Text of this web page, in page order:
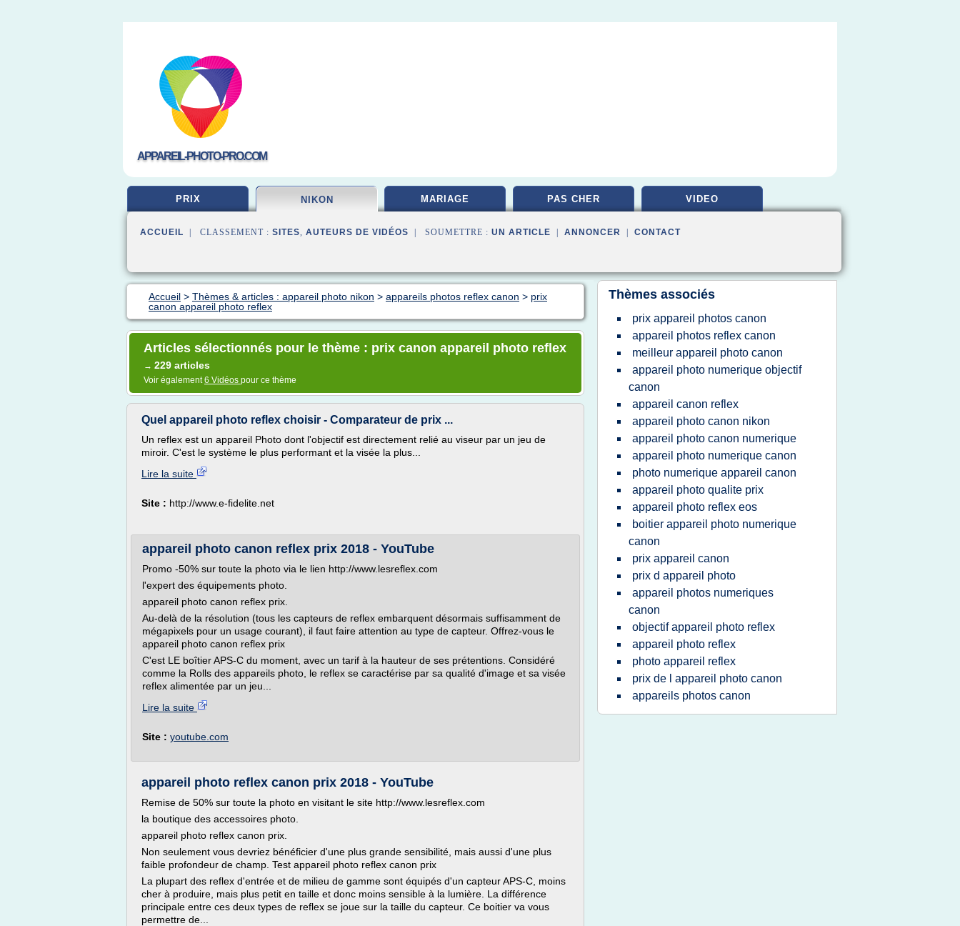
APPAREIL-PHOTO-PRO.COM
PRIX NIKON MARIAGE PAS CHER VIDEO
ACCUEIL | CLASSEMENT : SITES, AUTEURS DE VIDÉOS | SOUMETTRE : UN ARTICLE ANNONCER CONTACT
Accueil > Thèmes & articles : appareil photo nikon > appareils photos reflex canon > prix
canon appareil photo reflex
Articles sélectionnés pour le thème : prix canon appareil photo reflex
→ 229 articles
Voir également6 Vidéos pour ce thème
Quel appareil photo reflex choisir - Comparateur de prix ...
Un reflex est un appareil Photo dont l'objectif est directement relié au viseur par un jeu de
miroir. C'est le système le plus performant et la visée la plus...
Lire la suite
Site : http://www.e-fidelite.net
appareil photo canon reflex prix 2018 - YouTube
Promo -50% sur toute la photo via le lien http://www.lesreflex.com
l'expert des équipements photo.
appareil photo canon reflex prix.
Au-delà de la résolution (tous les capteurs de reflex embarquent désormais suffisamment de
mégapixels pour un usage courant), il faut faire attention au type de capteur. Offrez-vous le
appareil photo canon reflex prix
C'est LE boîtier APS-C du moment, avec un tarif à la hauteur de ses prétentions. Considéré
comme la Rolls des appareils photo, le reflex se caractérise par sa qualité d'image et sa visée
reflex alimentée par un jeu...
Lire la suite
Site : youtube.com
appareil photo reflex canon prix 2018 - YouTube
Remise de 50% sur toute la photo en visitant le site http://www.lesreflex.com
la boutique des accessoires photo.
appareil photo reflex canon prix.
Non seulement vous devriez bénéficier d'une plus grande sensibilité, mais aussi d'une plus
faible profondeur de champ. Test appareil photo reflex canon prix
La plupart des reflex d'entrée et de milieu de gamme sont équipés d'un capteur APS-C, moins
cher à produire, mais plus petit en taille et donc moins sensible à la lumière. La différence
principale entre ces deux types de reflex se joue sur la taille du capteur. Ce boitier va vous
permettre de...
Thèmes associés
prix appareil photos canon
appareil photos reflex canon
meilleur appareil photo canon
appareil photo numerique objectif
canon
appareil canon reflex
appareil photo canon nikon
appareil photo canon numerique
appareil photo numerique canon
photo numerique appareil canon
appareil photo qualite prix
appareil photo reflex eos
boitier appareil photo numerique
canon
prix appareil canon
prix d appareil photo
appareil photos numeriques
canon
objectif appareil photo reflex
appareil photo reflex
photo appareil reflex
prix de l appareil photo canon
appareils photos canon